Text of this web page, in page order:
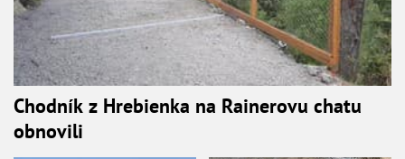
Chodník z Hrebienka na Rainerovu chatu
obnovili